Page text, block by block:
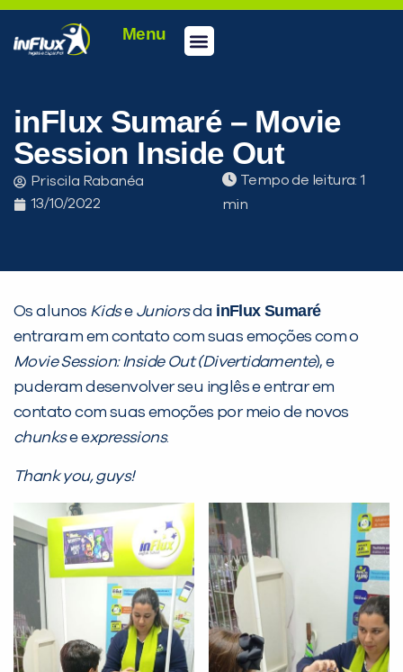
Menu
inFlux Sumaré – Movie
Session Inside Out
Priscila Rabanéa
13/10/2022
Tempo de leitura:
Os alunos Kidse Juniorsda inFlux Sumaré
entraram em contato com suas emoções com o
Movie Session: Inside Out (Divertidamente), e
puderam desenvolver seu inglês e entrar em
contato com suas emoções por meio de novos
chunkse expressions.
Thank you, guys!
PEÇA UMA DEMONSTRAÇÃO DE MÉTODO
Não encontramos nenhuma unidade
inFlux nesta cidade ou bairro que
você digitou.